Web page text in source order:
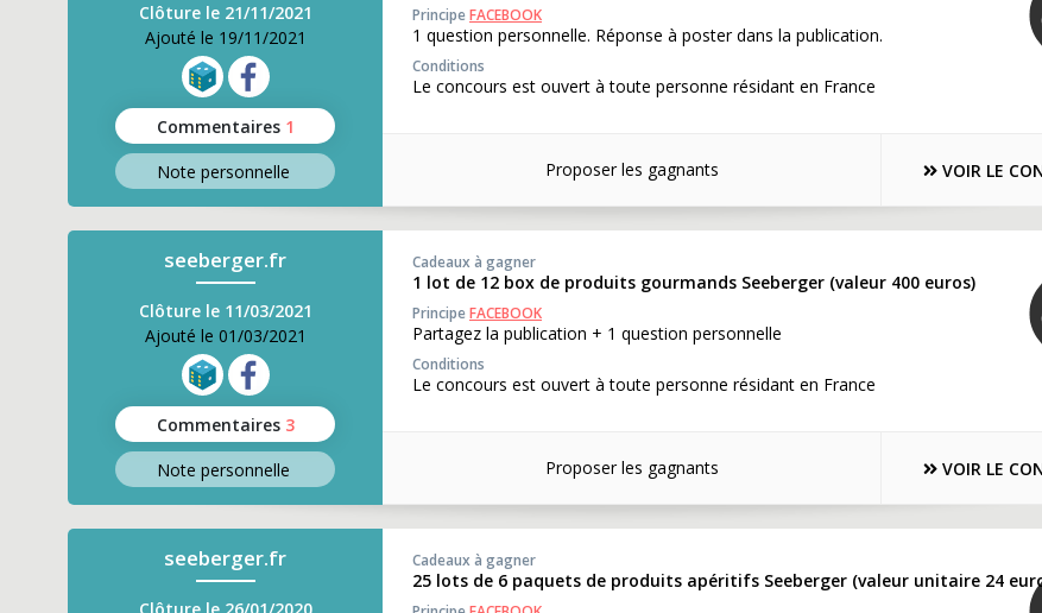
Clôture le 21/11/2021
Ajouté le 19/11/2021
Commentaires 1
Note personnelle
PrincipeFACEBOOK
1 question personnelle. Réponse à poster dans la publication.
Conditions
Le concours est ouvert à toute personne résidant en France
Proposer les gagnants VOIR LE
seeberger.fr
Clôture le 11/03/2021
Ajouté le 01/03/2021
Commentaires 3
Note personnelle
Cadeaux à gagner
1 lot de 12 box de produits gourmands Seeberger (valeur 400 euros)
PrincipeFACEBOOK
Partagez la publication + 1 question personnelle
Conditions
Le concours est ouvert à toute personne résidant en France
Proposer les gagnants VOIR LE
seeberger.fr Cadeaux à gagner
25 lots de 6 paquets de produits apéritifs Seeberger (valeur unitaire 24